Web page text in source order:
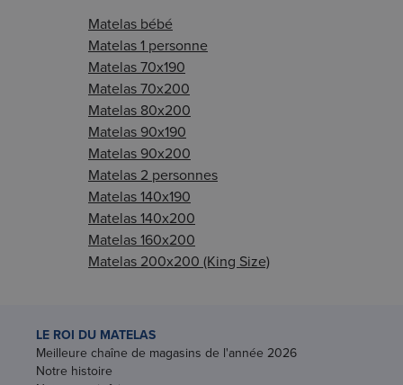
Matelas bébé
Matelas 1 personne
Matelas 70x190
Matelas 70x200
Matelas 80x200
Matelas 90x190
Matelas 90x200
Matelas 2 personnes
Matelas 140x190
Matelas 140x200
Matelas 160x200
Matelas 200x200 (King Size)
LE ROI DU MATELAS
Meilleure chaîne de magasins de l'année 2026
Notre histoire